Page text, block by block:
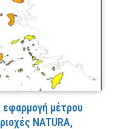
εφαρμογή μέτρου
NATURA,